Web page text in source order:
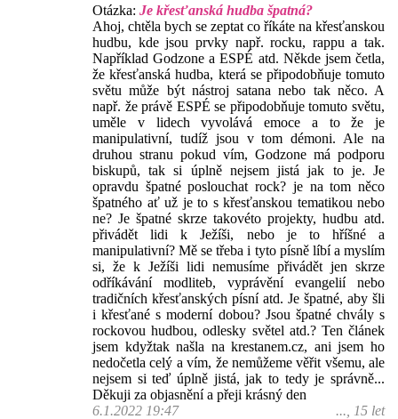
Otázka: Je křesťanská hudba špatná?
Ahoj, chtěla bych se zeptat co říkáte na křesťanskou
hudbu, kde jsou prvky např. rocku, rappu a tak.
Například Godzone a ESPÉ atd. Někde jsem četla,
že křesťanská hudba, která se připodobňuje tomuto
světu může být nástroj satana nebo tak něco. A
např. že právě ESPÉ se připodobňuje tomuto světu,
uměle v lidech vyvolává emoce a to že je
manipulativní, tudíž jsou v tom démoni. Ale na
druhou stranu pokud vím, Godzone má podporu
biskupů, tak si úplně nejsem jistá jak to je. Je
opravdu špatné poslouchat rock? je na tom něco
špatného ať už je to s křesťanskou tematikou nebo
ne? Je špatné skrze takovéto projekty, hudbu atd.
přivádět lidi k Ježíši, nebo je to hříšné a
manipulativní? Mě se třeba i tyto písně líbí a myslím
si, že k Ježíši lidi nemusíme přivádět jen skrze
odříkávání modliteb, vyprávění evangelií nebo
tradičních křesťanských písní atd. Je špatné, aby šli
i křesťané s moderní dobou? Jsou špatné chvály s
rockovou hudbou, odlesky světel atd.? Ten článek
jsem kdyžtak našla na krestanem.cz, ani jsem ho
nedočetla celý a vím, že nemůžeme věřit všemu, ale
nejsem si teď úplně jistá, jak to tedy je správně...
Děkuji za objasnění a přeji krásný den
6.1.2022 19:47
..., 15 let